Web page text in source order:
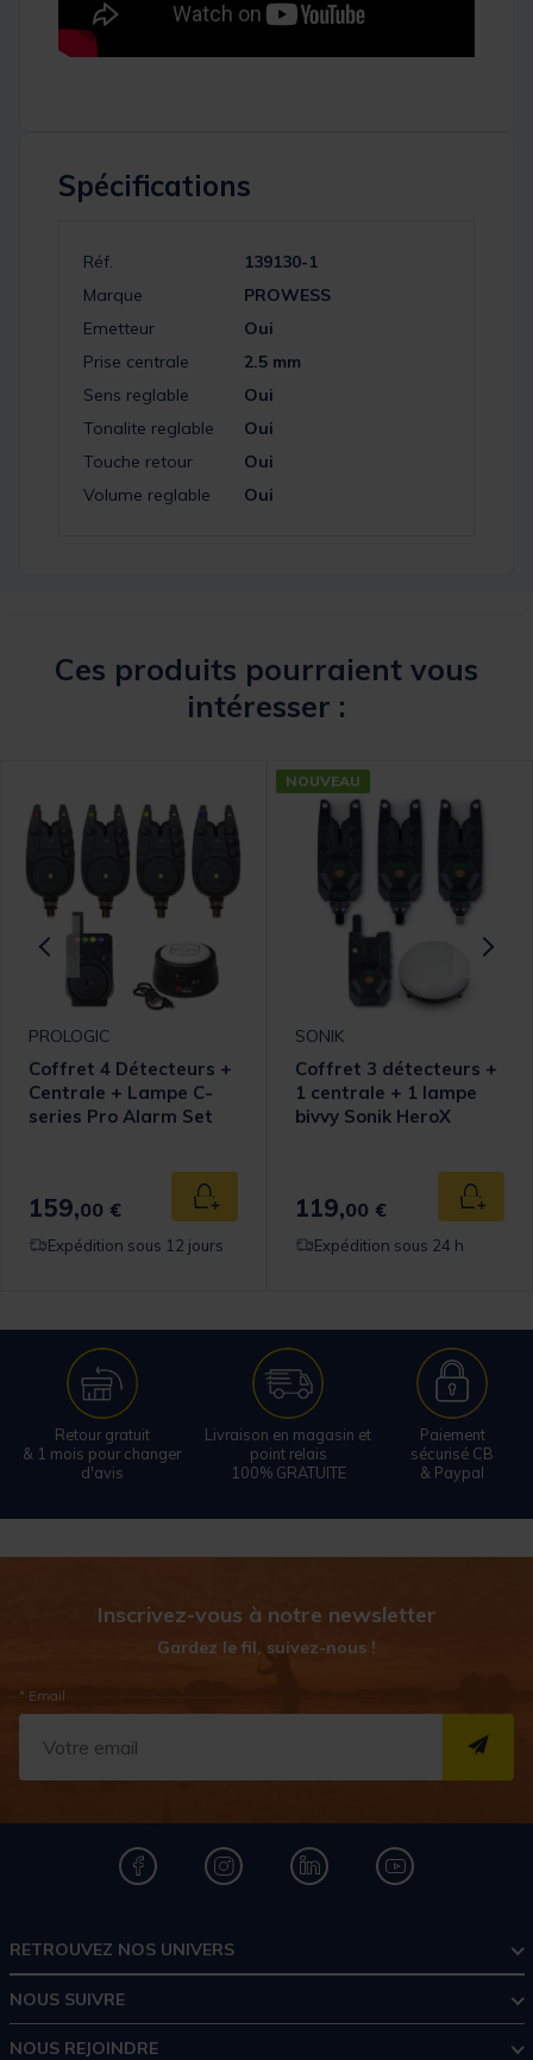
Spécifications
Réf.
139130-1
Marque
PROWESS
Emetteur
Oui
Prise centrale
2.5 mm
Sens reglable
Oui
Tonalite reglable
Oui
Touche retour
Oui
Volume reglable
Oui
Ces produits pourraient vous
intéresser :
panier
PROLOGIC
Coffret 4 Détecteurs +
Centrale + Lampe C-
series Pro Alarm Set
159,00 € Ajouter au panier
Expédition sous 12 jours
NOUVEAU
SONIK
Coffret 3 détecteurs +
1 centrale + 1 lampe
bivvy Sonik HeroX
119,00 €
Expédition sous 24 h
Retour gratuit
& 1 mois pour changer
d'avis
Livraison en magasin et
point relais
100% GRATUITE
Paiement
sécurisé CB
& Paypal
Inscrivez-vous à notre newsletter
Gardez le fil, suivez-nous !
* Email
RETROUVEZ NOS UNIVERS
NOUS SUIVRE
NOUS REJOINDRE